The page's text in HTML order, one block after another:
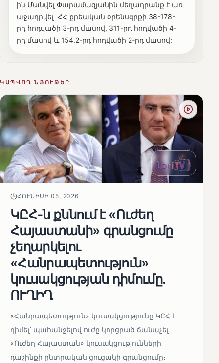
ին Մանվել Փարամազյանին մեղադրանք է առ
աջադրվել ՀՀ քրեական օրենսգրքի 38-178-
րդ հոդվածի 3-րդ մասով, 311-րդ հոդվածի 4-
րդ մասով և 154.2-րդ հոդվածի 2-րդ մասով:
ԿԱՊՎՈՂ ՆՅՈՒԹԵՐ
ՀՈՒՆԻՍԻ 05, 2026
ԿԸՀ-ն քննում է «Ուժեղ
Հայաստանի» գրանցումը
չեղարկելու
«Հանրապետություն»
կուսակցության դիմումը.
ՈՒՂԻՂ
«Հանրապետություն» կուսակցությունը ԿԸՀ է
դիմել՝ պահանջելով ուժը կորցրած ճանաչել
«Ուժեղ Հայաստան» կուսակցությունների
դաշինքի ընտրական ցուցակի գրանցումը։